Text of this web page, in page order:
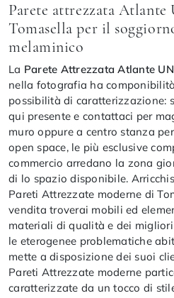
Parete attrezzata Atlante
Tomasella per il
melaminico
La Parete Attrezzata Atlante
nella fotografia ha
possibilità di caratterizzazione:
qui presente e contattaci per
muro oppure a centro stanza
open space, le più esclusive
commercio arredano la zona
di lo spazio disponibile.
Pareti Attrezzate moderne di
vendita troverai mobili ed
materiali di qualità e dei
le eterogenee problematiche
mette a disposizione dei suoi
Pareti Attrezzate moderne
caratterizzate da un tocco di